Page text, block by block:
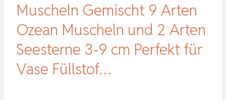
Muscheln Gemischt 9 Arten
Ozean Muscheln und 2 Arten
Seesterne 3-9 cm Perfekt für
Vase Füllstof…